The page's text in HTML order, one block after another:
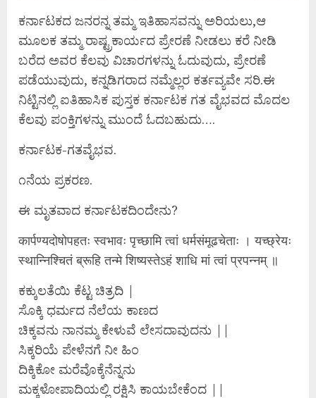
ಕರ್ನಾಟಕದ ಜನರನ್ನ ತಮ್ಮ ಇತಿಹಾಸವನ್ನು ಅರಿಯಲು,ಆ
ಮೂಲಕ ತಮ್ಮ ರಾಷ್ಟ್ರಕಾರ್ಯದ ಪ್ರೇರಣೆ ನೀಡಲು ಕರೆ ನೀಡಿ
ಬರೆದ ಅವರ ಕೆಲವು ವಿಚಾರಗಳನ್ನು ಓದುವುದು, ಪ್ರೇರಣೆ
ಪಡೆಯುವುದು, ಕನ್ನಡಿಗರಾದ ನಮ್ಮೆಲ್ಲರ ಕರ್ತವ್ಯವೇ ಸರಿ.ಈ
ನಿಟ್ಟಿನಲ್ಲಿ ಐತಿಹಾಸಿಕ ಪುಸ್ತಕ ಕರ್ನಾಟಕ ಗತ ವೈಭವದ ಮೊದಲ
ಕೆಲವು ಪಂಕ್ತಿಗಳನ್ನು ಮುಂದೆ ಓದಬಹುದು….
ಕರ್ನಾಟಕ-ಗತವೈಭವ.
೧ನೆಯ ಪ್ರಕರಣ.
ಈ ಮೃತವಾದ ಕರ್ನಾಟಕದಿಂದೇನು?
कार्पण्यदोषोपहतः स्वभावः पृच्छामि त्वां धर्मसंमूढचेताः । यच्छ्रेयः
स्थान्निश्चितं ब्रूहि तन्मे शिष्यस्तेऽहं शाधि मां त्वां प्रपन्नम् ॥
ಕಕ್ಕುಲತೆಯಿ ಕೆಟ್ಟ ಚಿತ್ರದಿ |
ಸೊಕ್ಕಿ ಧರ್ಮದ ನೆಲೆಯ ಕಾಣದ
ಚಿಕ್ಕವನು ನಾನಮ್ಮ ಕೇಳುವೆ ಲೇಸದಾವುದನು ||
ಸಿಕ್ಕರಿಯೆ ಪೇಳೆನಗೆ ನೀ ಹಿಂ
ದಿಕ್ಕಿಕೋ ಮರೆವೊಕ್ಕೆನೆನ್ನನು
ಮಕ್ಕಳೋಪಾದಿಯಲ್ಲಿ ರಕ್ಷಿಸಿ ಕಾಯಬೇಕೆಂದ ||